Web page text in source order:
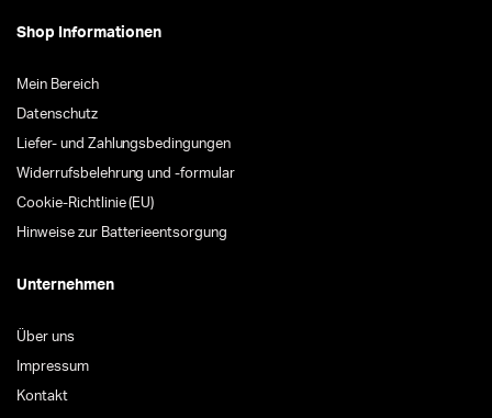
Shop Informationen
Mein Bereich
Datenschutz
Liefer- und Zahlungsbedingungen
Widerrufsbelehrung und -formular
Cookie-Richtlinie (EU)
Hinweise zur Batterieentsorgung
Unternehmen
Über uns
Impressum
Kontakt